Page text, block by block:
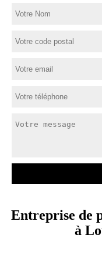
Entreprise de
à